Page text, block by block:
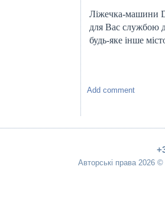
Ліжечка-машини
для Вас службою
будь-яке інше
Add comment
Авторські права 2026